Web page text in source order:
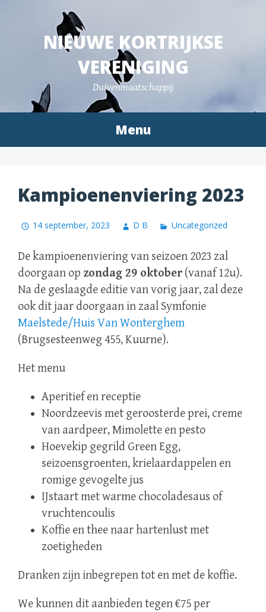
NIEUWE KORTRIJKSE
VERENIGING
Duivenmaatschappij
Menu
Kampioenenviering 2023
14 september, 2023 D B Uncategorized
De kampioenenviering van seizoen 2023 zal
doorgaan op zondag 29 oktober (vanaf 12u).
Na de geslaagde editie van vorig jaar, zal deze
ook dit jaar doorgaan in zaal Symfonie
Maelstede/Huis Van Wonterghem
(Brugsesteenweg 455, Kuurne).
Het menu
Aperitief en receptie
Noordzeevis met geroosterde prei, creme
van aardpeer, Mimolette en pesto
Hoevekip gegrild Green Egg,
seizoensgroenten, krielaardappelen en
romige gevogelte jus
IJstaart met warme chocoladesaus of
vruchtencoulis
Koffie en thee naar hartenlust met
zoetigheden
Dranken zijn inbegrepen tot en met de koffie.
We kunnen dit aanbieden tegen €75 per